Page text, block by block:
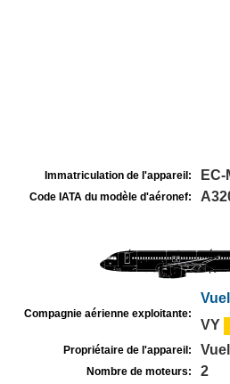
Immatriculation de l'appareil: EC-
Code IATA du modèle d'aéronef:
Compagnie aérienne exploitante:
VY
Propriétaire de l'appareil:
Nombre de moteurs: 2